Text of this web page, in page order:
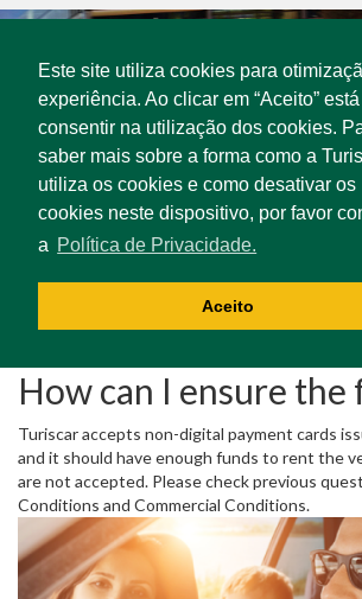
Este site utiliza cookies para
experiência. Ao clicar em “Aceito” está
consentir na utilização dos cookies.
saber mais sobre a forma como a
utiliza os cookies e como desativar os
cookies neste dispositivo, por favor
a Política de Privacidade.
Aceito
FAQ How can I ensure the franchise?
How can I ensure the
Turiscar accepts non-digital payment cards
and it should have enough funds to rent the
are not accepted. Please check previous
Conditions and Commercial Conditions.